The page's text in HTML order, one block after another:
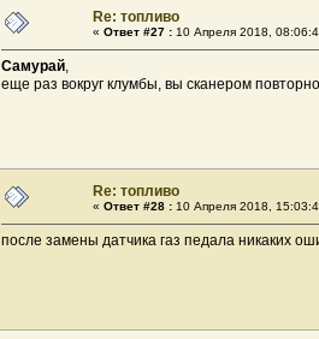
Re: топливо
« Ответ #27 : 10 Апреля 2018,
Самурай,
еще раз вокруг клумбы, вы сканером
Re: топливо
« Ответ #28 : 10 Апреля 2018,
после замены датчика газ педала никаких